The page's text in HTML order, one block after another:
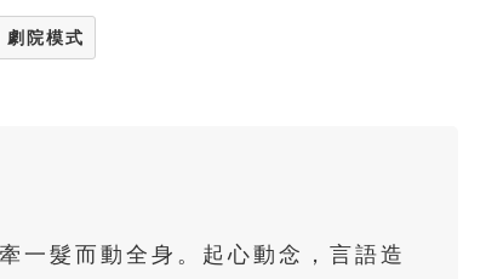
一髮而動全身。起心動念，言語造